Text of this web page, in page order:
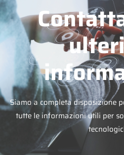
Siamo a completa disposizione
tutte le informazioni utili per